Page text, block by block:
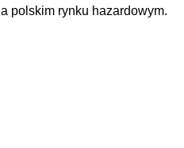
polskim rynku hazardowym.